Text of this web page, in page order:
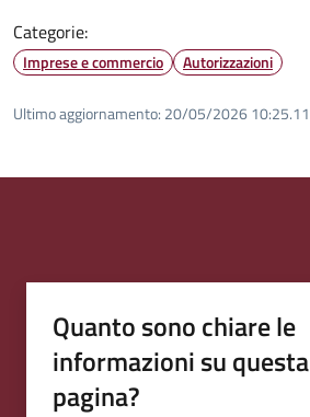
Categorie:
Imprese e commercio Autorizzazioni
Ultimo aggiornamento: 20/05/2026 10:25.11
Quanto sono chiare le
informazioni su questa
pagina?